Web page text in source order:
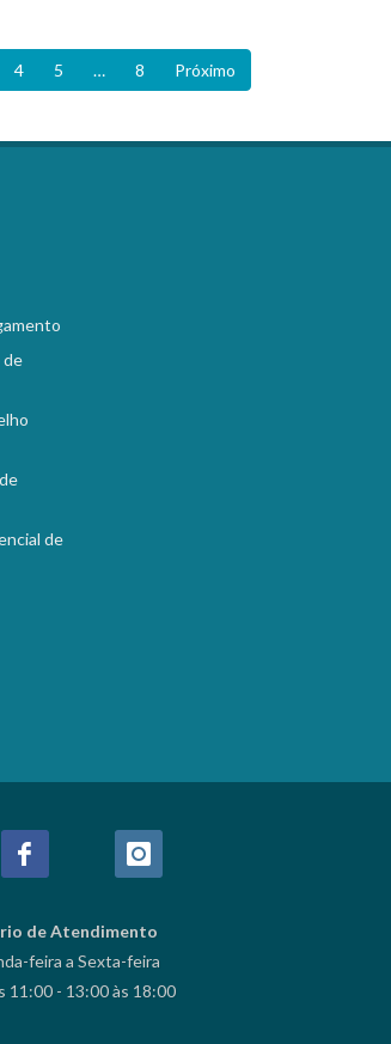
4 5 … 8 Próximo
de
de
de Atendimento
feira a Sexta-feira
11:00 - 13:00 às 18:00